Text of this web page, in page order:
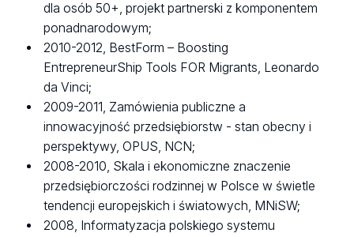
dla osób 50+, projekt partnerski z komponentem
ponadnarodowym;
2010-2012, BestForm – Boosting
EntrepreneurShip Tools FOR Migrants, Leonardo
da Vinci;
2009-2011, Zamówienia publiczne a
innowacyjność przedsiębiorstw - stan obecny i
perspektywy, OPUS, NCN;
2008-2010, Skala i ekonomiczne znaczenie
przedsiębiorczości rodzinnej w Polsce w świetle
tendencji europejskich i światowych, MNiSW;
2008, Informatyzacja polskiego systemu